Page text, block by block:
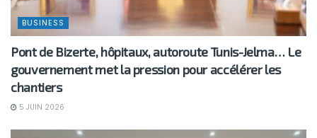
BUSINESS
Pont de Bizerte, hôpitaux, autoroute Tunis-Jelma… Le
gouvernement met la pression pour accélérer les
chantiers
5 JUIN 2026